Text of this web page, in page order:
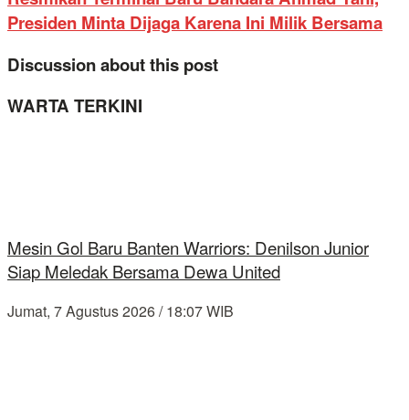
Presiden Minta Dijaga Karena Ini Milik Bersama
Discussion about this post
WARTA TERKINI
Mesin Gol Baru Banten Warriors: Denilson Junior
Siap Meledak Bersama Dewa United
Jumat, 7 Agustus 2026 / 18:07 WIB